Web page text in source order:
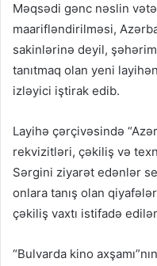
Məqsədi gənc nəslin
maarifləndirilməsi,
sakinlərinə deyil,
tanıtmaq olan yeni
izləyici iştirak edib.
Layihə çərçivəsində
rekvizitləri, çəkiliş və
Sərgini ziyarət edənlər
onlara tanış olan
çəkiliş vaxtı istifadə
“Bulvarda kino